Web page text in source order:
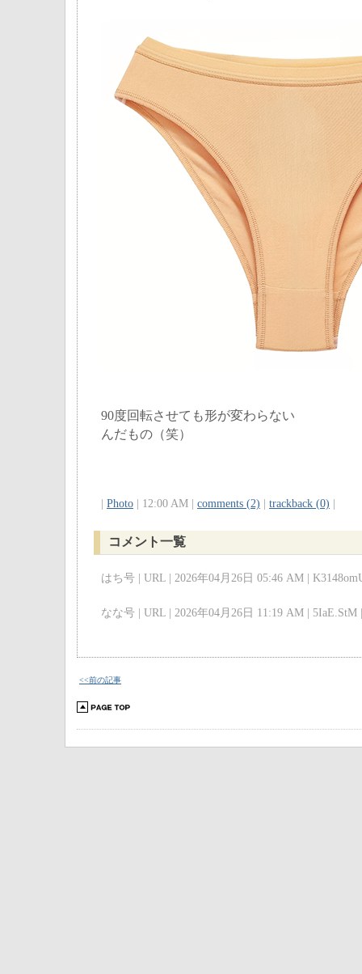
90度回転させても形が変わらない
んだもの（笑）
Photo | 12:00 AM | comments (2) trackback (0)
コメント一覧
はち号 | URL | 2026年04月26日 05:46 AM |
なな号 | URL | 2026年04月26日 11:19 AM | 5IaE.StM |
<<前の記事